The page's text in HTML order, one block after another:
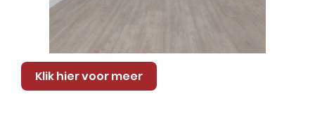
Klik hier voor meer